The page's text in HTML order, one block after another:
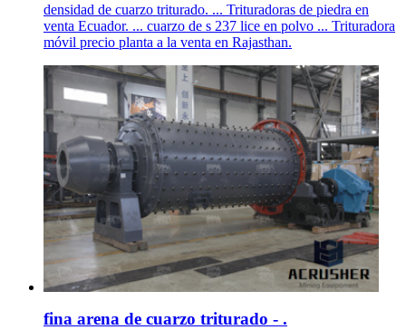
densidad de cuarzo triturado. ... Trituradoras de piedra en
venta Ecuador. ... cuarzo de s 237 lice en polvo ... Trituradora
móvil precio planta a la venta en Rajasthan.
fina arena de cuarzo triturado - .